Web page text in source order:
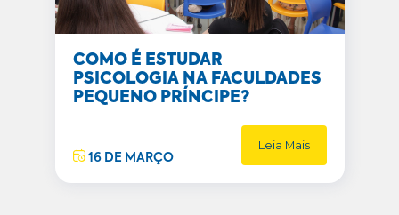
COMO É ESTUDAR
PSICOLOGIA NA FACULDADES
PEQUENO PRÍNCIPE?
16 DE MARÇO
Leia Mais